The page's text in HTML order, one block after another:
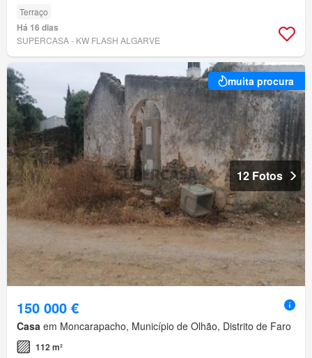
Terraço
Há 16 dias
SUPERCASA - KW FLASH ALGARVE
muita procura
12 Fotos
150 000 €
Casa em Moncarapacho, Município de Olhão, Distrito de Faro
112 m²